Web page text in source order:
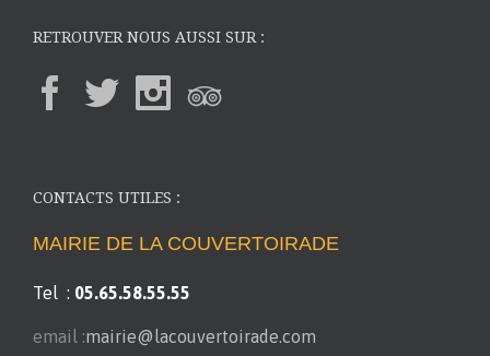
RETROUVER NOUS AUSSI SUR :
CONTACTS UTILES :
MAIRIE DE LA COUVERTOIRADE
Tel : 05.65.58.55.55
email :mairie@lacouvertoirade.com